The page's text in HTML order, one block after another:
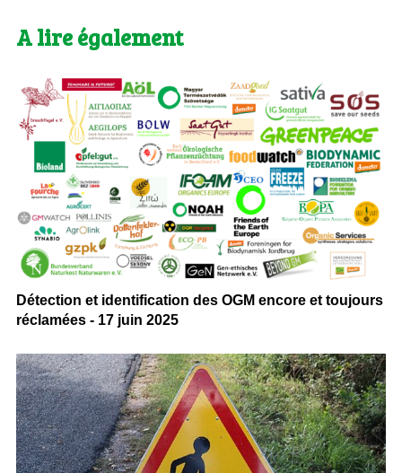
A lire également
Détection et identification des OGM encore et toujours
réclamées - 17 juin 2025